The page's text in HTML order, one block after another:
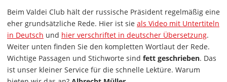
Beim Valdei Club hält der russische Präsident regelmäßig eine
eher grundsätzliche Rede. Hier ist sie als Video mit Untertiteln
in Deutsch und hier verschriftet in deutscher Übersetzung.
Weiter unten finden Sie den kompletten Wortlaut der Rede.
Wichtige Passagen und Stichworte sind fett geschrieben. Das
ist unser kleiner Service für die schnelle Lektüre. Warum